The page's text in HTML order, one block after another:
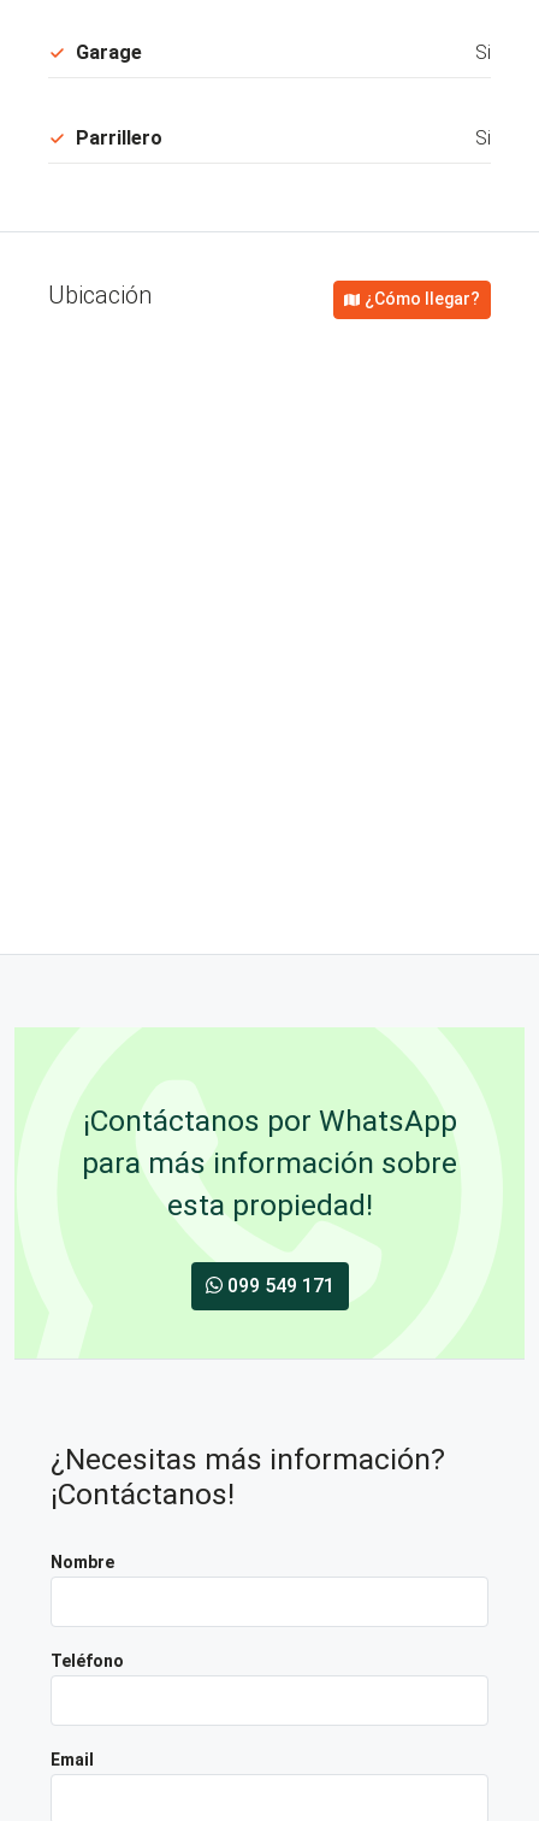
Garage Si
Parrillero Si
Ubicación ¿Cómo llegar?
¡Contáctanos por WhatsApp
para más información sobre
esta propiedad!
099 549 171
¿Necesitas más información?
¡Contáctanos!
Nombre
Teléfono
Email